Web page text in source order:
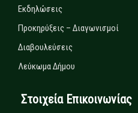
Εκδηλώσεις
Προκηρύξεις – Διαγωνισμοί
Διαβουλεύσεις
Λεύκωμα Δήμου
Στοιχεία Επικοινωνίας